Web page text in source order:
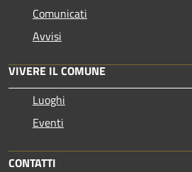
Comunicati
Avvisi
VIVERE IL COMUNE
Luoghi
Eventi
CONTATTI